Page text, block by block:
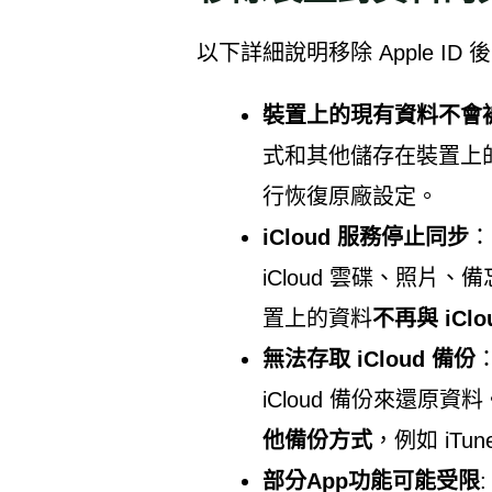
以下詳細說明移除 Apple ID
裝置上的現有資料不會
式和其他儲存在裝置上
行恢復原廠設定。
iCloud 服務停止同步
iCloud 雲碟、照片、
置上的資料不再與
無法存取 iCloud 備份
iCloud 備份來還原資
他備份方式，例如
部分App功能可能受限: